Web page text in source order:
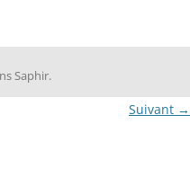
Saphir.
Suivant →